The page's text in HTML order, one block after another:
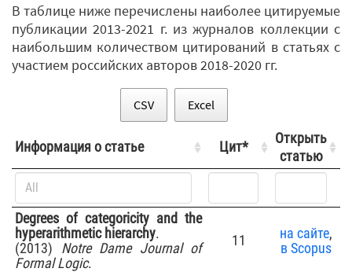
В таблице ниже перечислены наиболее цитируемые
публикации 2013-2021 г. из журналов коллекции с
наибольшим количеством цитирований в статьях с
участием российских авторов 2018-2020 гг.
CSV Excel
Информация о статье Цит*
Открыть
статью
Degrees of categoricity and the
hyperarithmetic hierarchy.
(2013) Notre Dame Journal of
Formal Logic.
11 на сайте,
в Scopus